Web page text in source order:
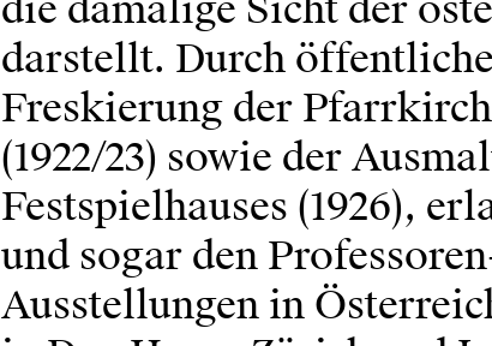
die damalige Sicht der
darstellt. Durch
Freskierung der
(1922/23) sowie der
Festspielhauses (1926),
und sogar den
Ausstellungen in